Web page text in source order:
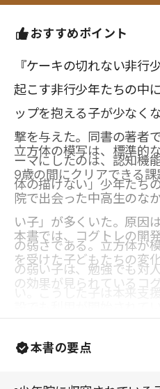
おすすめポイント
『ケーキの切れない非行
起こす非行少年たちの中
ップを抱える子が少なく
撃を与えた。同書の著者
ーマにしたのは、認知機
体の描けない」少年たち
立方体の模写は、標準的
9歳の間にクリアできる
院で出会った中高生のな
い子」が多くいた。原因
の弱さである。立方体が
の弱い子は、勉強でも対
囲からそのことに気づか
スも少なくない。また、
本書では、コグトレの開
を受けた子どもたちの変
の効果が見られているコ
の支援の必要性に気づく
本書の要点